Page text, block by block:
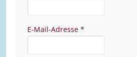
E-Mail-Adresse *